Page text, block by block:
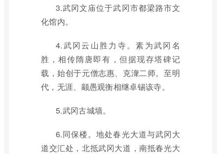
3.武冈文庙位于武冈市都梁路市文
化馆内。
4.武冈云山胜力寺。素为武冈名
胜，相传隋唐即有，但据现存塔碑记
载，始创于元僧志惠、克潨二师。至明
代，无涯、颛愚观衡相继卓锡该寺。
5.武冈古城墙。
6.同保楼。地处春光大道与武冈大
道交汇处，北抵武冈大道，南抵春光大